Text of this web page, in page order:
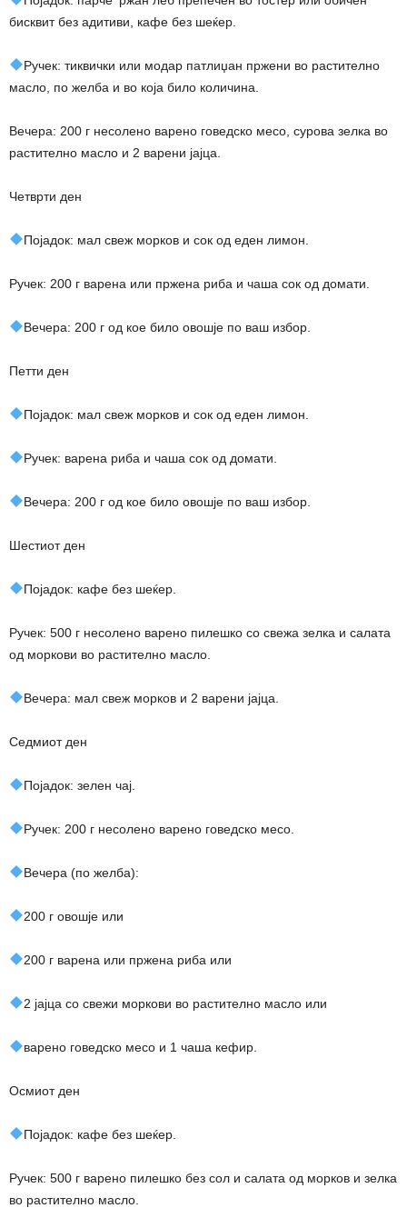
бисквит без адитиви, кафе без шеќер.
Ручек: тиквички или модар патлиџан пржени во растително
масло, по желба и во која било количина.
Вечера: 200 г несолено варено говедско месо, сурова зелка во
растително масло и 2 варени јајца.
Четврти ден
Појадок: мал свеж морков и сок од еден лимон.
Ручек: 200 г варена или пржена риба и чаша сок од домати.
Вечера: 200 г од кое било овошје по ваш избор.
Петти ден
Појадок: мал свеж морков и сок од еден лимон.
Ручек: варена риба и чаша сок од домати.
Вечера: 200 г од кое било овошје по ваш избор.
Шестиот ден
Појадок: кафе без шеќер.
Ручек: 500 г несолено варено пилешко со свежа зелка и салата
од моркови во растително масло.
Вечера: мал свеж морков и 2 варени јајца.
Седмиот ден
Појадок: зелен чај.
Ручек: 200 г несолено варено говедско месо.
Вечера (по желба):
200 г овошје или
200 г варена или пржена риба или
2 јајца со свежи моркови во растително масло или
варено говедско месо и 1 чаша кефир.
Осмиот ден
Појадок: кафе без шеќер.
Ручек: 500 г варено пилешко без сол и салата од морков и зелка
во растително масло.